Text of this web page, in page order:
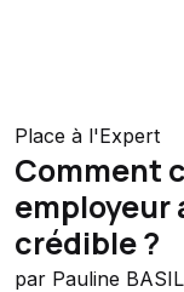
Place à l'Expert
Comment
crédible ?
par Pauline